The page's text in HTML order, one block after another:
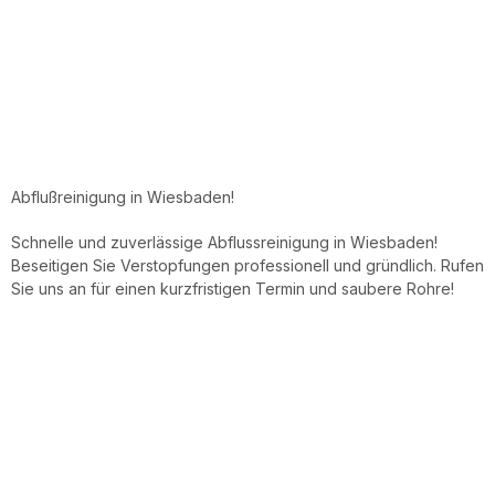
Abflußreinigung in Wiesbaden!
Schnelle und zuverlässige Abflussreinigung in Wiesbaden!
Beseitigen Sie Verstopfungen professionell und gründlich. Rufen
Sie uns an für einen kurzfristigen Termin und saubere Rohre!